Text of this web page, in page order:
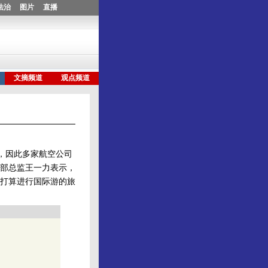
此多家航空公司
总监王一力表示，
算进行国际游的旅